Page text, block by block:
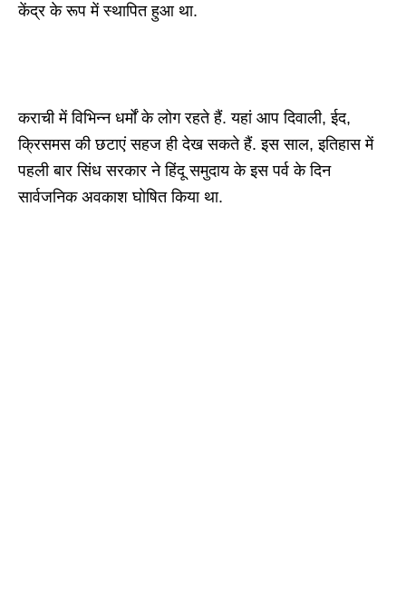
केंद्र के रूप में स्थापित हुआ था.
कराची में विभिन्न धर्मों के लोग रहते हैं. यहां आप दिवाली, ईद,
क्रिसमस की छटाएं सहज ही देख सकते हैं. इस साल, इतिहास में
पहली बार सिंध सरकार ने हिंदू समुदाय के इस पर्व के दिन
सार्वजनिक अवकाश घोषित किया था.